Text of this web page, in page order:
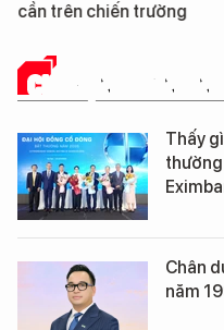
cần trên chiến trường
CHUYỆN DOANH
Thấy
Chân
năm